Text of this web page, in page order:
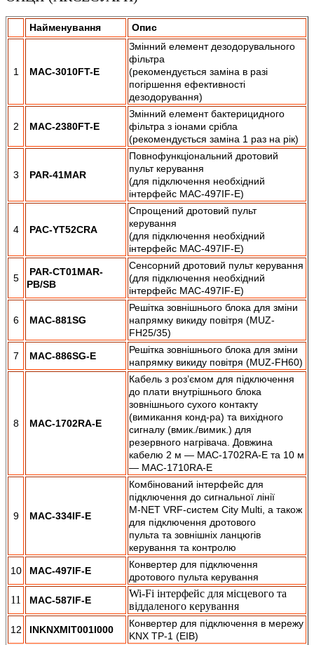
Найменування Опис
1 MAC-3010FT-E
Змінний елемент дезодорувального
фільтра
(рекомендується заміна в разі
погіршення ефективності
дезодорування)
2 MAC-2380FT-E
Змінний елемент бактерицидного
фільтра з іонами срібла
(рекомендується заміна 1 раз на рік)
3 PAR-41MAR
Повнофункціональний дротовий
пульт керування
(для підключення необхідний
інтерфейс MAC-497IF-E)
4 PAC-YT52CRA
Спрощений дротовий пульт
керування
(для підключення необхідний
інтерфейс MAC-497IF-E)
5
PAR-CT01MAR-
PB/SB
Сенсорний дротовий пульт керування
(для підключення необхідний
інтерфейс MAC-497IF-E)
6 MAC-881SG
Решітка зовнішнього блока для зміни
напрямку викиду повітря (MUZ-
FH25/35)
7 MAC-886SG-E
Решітка зовнішнього блока для зміни
напрямку викиду повітря (MUZ-FH60)
8 MAC-1702RA-E
Кабель з роз’ємом для підключення
до плати внутрішнього блока
зовнішнього сухого контакту
(вимикання конд-ра) та вихідного
сигналу (вмик./вимик.) для
резервного нагрівача. Довжина
кабелю 2 м — MAC-1702RA-E та 10 м
— MAC-1710RA-E
9 MAC-334IF-E
Комбінований інтерфейс для
підключення до сигнальної лінії
M-NET VRF-систем City Multi, а також
для підключення дротового
пульта та зовнішніх ланцюгів
керування та контролю
10 MAC-497IF-E
Конвертер для підключення
дротового пульта керування
11 MAC-587IF-E
Wi-Fi інтерфейс для місцевого та
віддаленого керування
12 INKNXMIT001I000
Конвертер для підключення в мережу
KNX TP-1 (EIB)